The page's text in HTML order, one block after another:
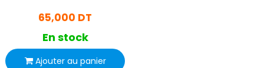
65,000 DT
En stock
Ajouter au panier